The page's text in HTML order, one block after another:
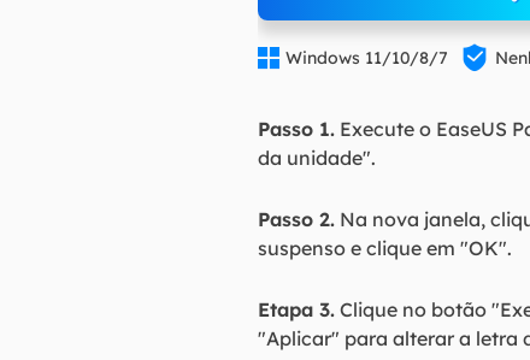
 Windows 11/10/8/7 
Passo 1. Execute o EaseUS
da unidade".
Passo 2. Na nova janela,
suspenso e clique em "OK".
Etapa 3. Clique no botão
"Aplicar" para alterar a letra